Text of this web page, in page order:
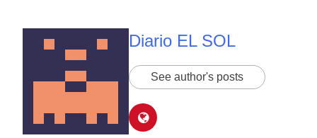
Diario EL SOL
See author's posts